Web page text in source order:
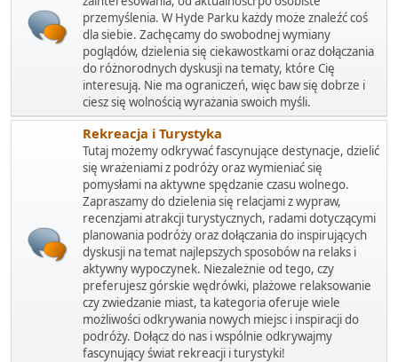
przemyślenia. W Hyde Parku każdy może znaleźć coś
dla siebie. Zachęcamy do swobodnej wymiany
poglądów, dzielenia się ciekawostkami oraz dołączania
do różnorodnych dyskusji na tematy, które Cię
interesują. Nie ma ograniczeń, więc baw się dobrze i
ciesz się wolnością wyrażania swoich myśli.
Rekreacja i Turystyka
Tutaj możemy odkrywać fascynujące destynacje, dzielić
się wrażeniami z podróży oraz wymieniać się
pomysłami na aktywne spędzanie czasu wolnego.
Zapraszamy do dzielenia się relacjami z wypraw,
recenzjami atrakcji turystycznych, radami dotyczącymi
planowania podróży oraz dołączania do inspirujących
dyskusji na temat najlepszych sposobów na relaks i
aktywny wypoczynek. Niezależnie od tego, czy
preferujesz górskie wędrówki, plażowe relaksowanie
czy zwiedzanie miast, ta kategoria oferuje wiele
możliwości odkrywania nowych miejsc i inspiracji do
podróży. Dołącz do nas i wspólnie odkrywajmy
fascynujący świat rekreacji i turystyki!